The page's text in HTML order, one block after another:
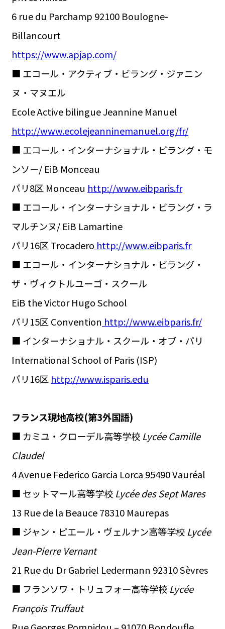
6 rue du Parchamp 92100 Boulogne-
Billancourt
https://www.apjap.com/
■ エコール・アクティブ・ビラング・ジァニン
ヌ・マヌエル
Ecole Active bilingue Jeannine Manuel
http://www.ecolejeanninemanuel.org/fr/
■ エコール・インターナショナル・ビラング・モ
ンソー/ EiB Monceau
パリ8区 Monceau http://www.eibparis.fr
■ エコール・インターナショナル・ビラング・ラ
マルチンヌ/ EiB Lamartine
パリ16区 Trocadero http://www.eibparis.fr
■ エコール・インターナショナル・ビラング・
ザ・ヴィクトルユーゴ・スクール
EiB the Victor Hugo School
パリ15区 Convention http://www.eibparis.fr/
■ インターナショナル・スクール・オブ・パリ
International School of Paris (ISP)
パリ16区 http://www.isparis.edu
フランス現地高校(第3外国語)
■ カミユ・クローデル高等学校 Lycée Camille
Claudel
4 Avenue Federico Garcia Lorca 95490 Vauréal
■ セットマール高等学校 Lycée des Sept Mares
13 Rue de la Beauce 78310 Maurepas
■ ジャン・ピエール・ヴェルナン高等学校Lycée
Jean-Pierre Vernant
21 Rue du Dr Gabriel Ledermann 92310 Sèvres
■ フランソワ・トリュフォー高等学校 Lycée
François Truffaut